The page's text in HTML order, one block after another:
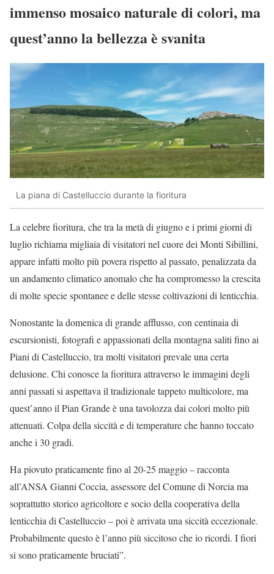
immenso mosaico naturale di colori, ma
quest’anno la bellezza è svanita
La piana di Castelluccio durante la fioritura
La celebre fioritura, che tra la metà di giugno e i primi giorni di
luglio richiama migliaia di visitatori nel cuore dei Monti Sibillini,
appare infatti molto più povera rispetto al passato, penalizzata da
un andamento climatico anomalo che ha compromesso la crescita
di molte specie spontanee e delle stesse coltivazioni di lenticchia.
Nonostante la domenica di grande afflusso, con centinaia di
escursionisti, fotografi e appassionati della montagna saliti fino ai
Piani di Castelluccio, tra molti visitatori prevale una certa
delusione. Chi conosce la fioritura attraverso le immagini degli
anni passati si aspettava il tradizionale tappeto multicolore, ma
quest’anno il Pian Grande è una tavolozza dai colori molto più
attenuati. Colpa della siccità e di temperature che hanno toccato
anche i 30 gradi.
Ha piovuto praticamente fino al 20-25 maggio – racconta
all’ANSA Gianni Coccia, assessore del Comune di Norcia ma
soprattutto storico agricoltore e socio della cooperativa della
lenticchia di Castelluccio – poi è arrivata una siccità eccezionale.
Probabilmente questo è l’anno più siccitoso che io ricordi. I fiori
si sono praticamente bruciati”.